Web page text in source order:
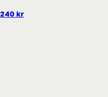
av 5
240 kr